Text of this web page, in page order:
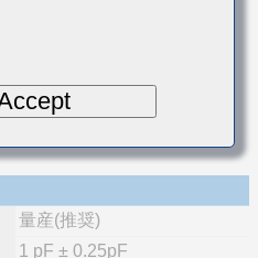
量産(推奨)
1 pF ± 0.25pF